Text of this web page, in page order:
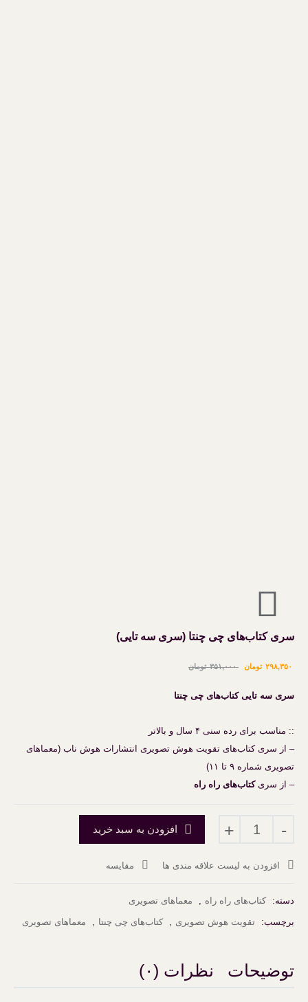
سری کتاب‌های چی چنتا (سری سه تایی)
تومان ۳۵۱,۰۰۰
قیمت
اصلی:
بود.
تومان قیمت
سری سه تایی کتاب‌های چی چنتا
:: مناسب برای رده سنی ۴ سال و بالاتر
– از سری کتاب‌های تقویت هوش تصویری انتشارات هوش ناب (معماهای
تصویری شماره ۹ تا ۱۱)
– از سریکتاب‌های راه راه
-
کتاب‌های
چنتا
سه
عدد
+ افزودن به سبد خرید
افزودن به لیست علاقه مندی ها مقایسه
دسته: کتاب‌های راه راه معماهای تصویری
برچسب: تقویت هوش تصویری کتاب‌های چی چنتا معماهای تصویری
توضیحات نظرات (۰)